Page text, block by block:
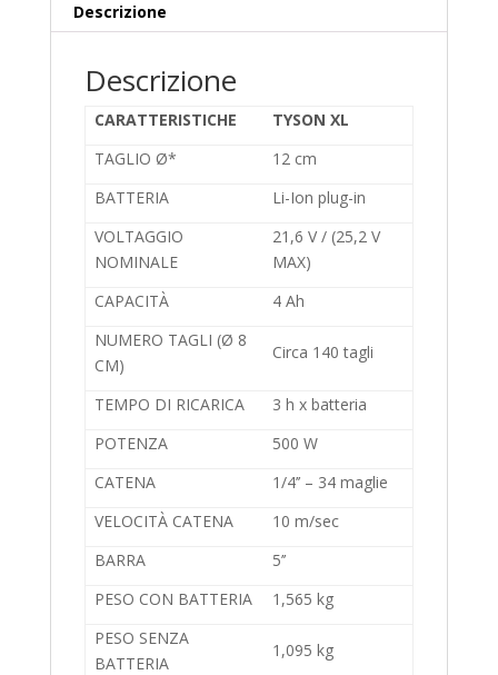
Descrizione
Descrizione
CARATTERISTICHE
TYSON XL
TAGLIO Ø*
12 cm
BATTERIA
Li-Ion plug-in
VOLTAGGIO
NOMINALE
21,6 V / (25,2 V
MAX)
CAPACITÀ
4 Ah
NUMERO TAGLI (Ø 8
CM)
Circa 140 tagli
TEMPO DI RICARICA
3 h x batteria
POTENZA
500 W
CATENA
1/4’’ – 34 maglie
VELOCITÀ CATENA
10 m/sec
BARRA
5’’
PESO CON BATTERIA
1,565 kg
PESO SENZA
BATTERIA
1,095 kg